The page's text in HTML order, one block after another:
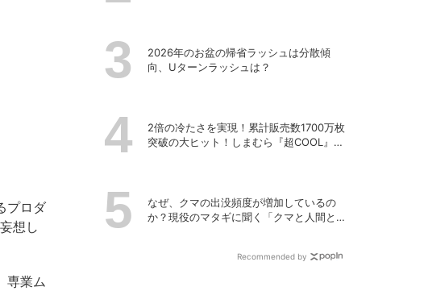
プロダ
想し
専業ム
2026年のお盆の帰省ラッシュは分散傾
向、Uターンラッシュは？
2倍の冷たさを実現！累計販売数1700万枚
突破の大ヒット！しまむら『超COOL』シ
なぜ、クマの出没頻度が増加しているの
か？現役のマタギに聞く「クマと人間と
Recommended by